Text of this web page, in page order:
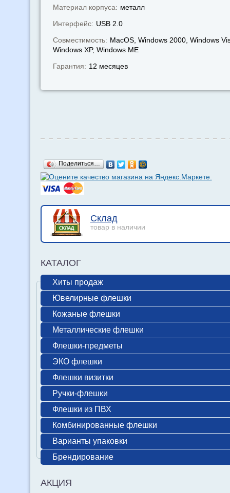
Материал корпуса: металл
Интерфейс: USB 2.0
Совместимость: MacOS, Windows 2000, Windows
Windows XP, Windows МЕ
Гарантия: 12 месяцев
Поделиться…
Склад
товар в наличии
КАТАЛОГ
Хиты продаж
Ювелирные флешки
Кожаные флешки
Металлические флешки
Флешки-предметы
ЭКО флешки
Флешки визитки
Ручки-флешки
Флешки из ПВХ
Комбинированные флешки
Варианты упаковки
Брендирование
АКЦИЯ